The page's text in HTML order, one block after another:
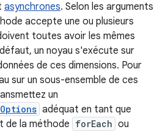
asynchrones. Selon les arguments
accepte une ou plusieurs
toutes avoir les mêmes
un noyau s'exécute sur
de ces dimensions. Pour
sur un sous-ensemble de ces
un
adéquat en tant que
de la méthode forEach ou